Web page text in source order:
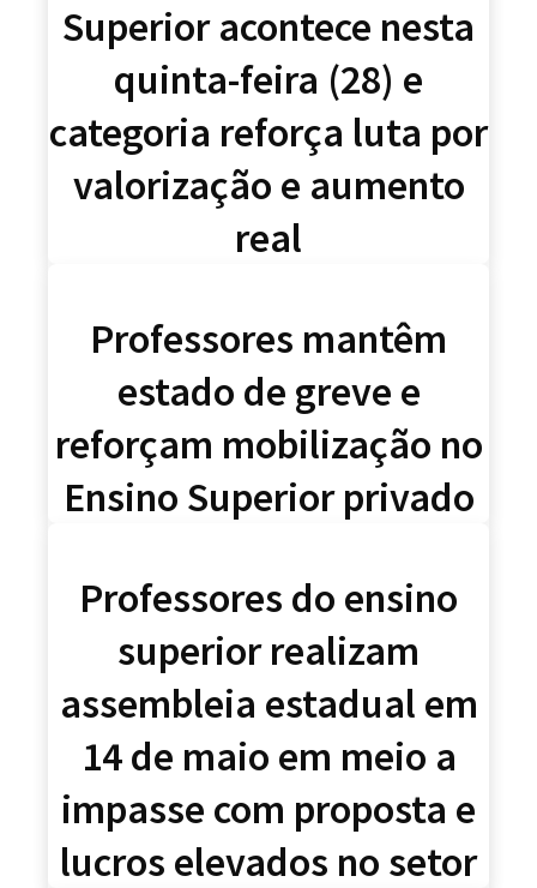
Superior acontece nesta
quinta-feira (28) e
categoria reforça luta por
valorização e aumento
real
Professores mantêm
estado de greve e
reforçam mobilização no
Ensino Superior privado
Professores do ensino
superior realizam
assembleia estadual em
14 de maio em meio a
impasse com proposta e
lucros elevados no setor